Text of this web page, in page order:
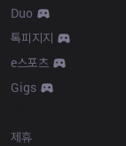
Duo
톡피지지
e스포츠
Gigs
제휴